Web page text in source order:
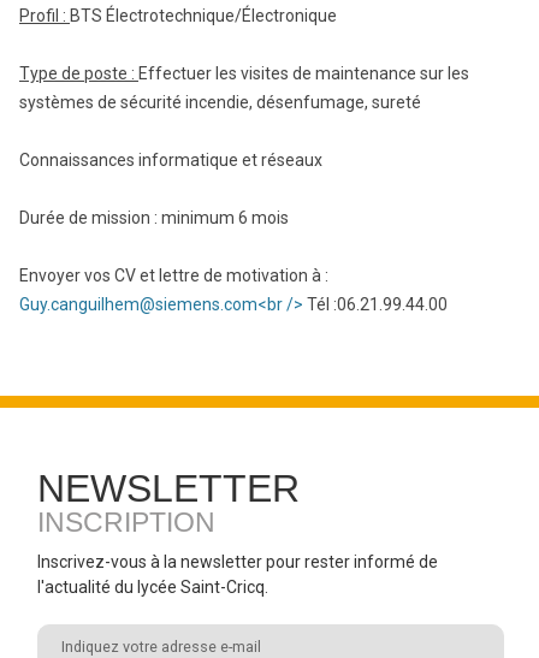
Profil : BTS Électrotechnique/Électronique
Type de poste : Effectuer les visites de maintenance sur les
systèmes de sécurité incendie, désenfumage, sureté
Connaissances informatique et réseaux
Durée de mission : minimum 6 mois
Envoyer vos CV et lettre de motivation à :
Guy.canguilhem@siemens.com<br /> Tél :06.21.99.44.00
NEWSLETTER
INSCRIPTION
Inscrivez-vous à la newsletter pour rester informé de
l'actualité du lycée Saint-Cricq.